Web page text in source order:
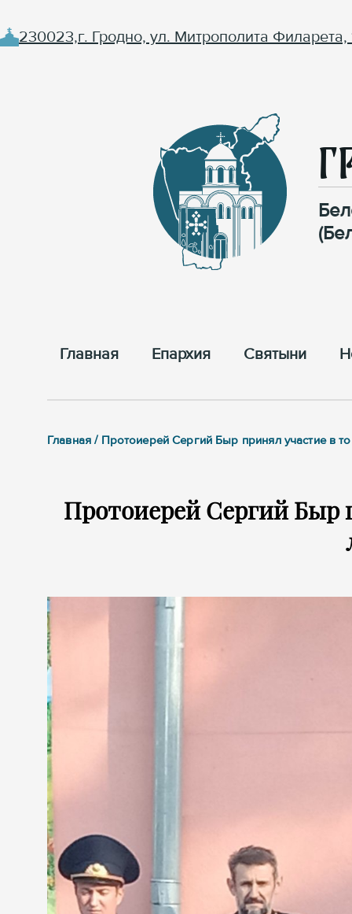
230023,г. Гродно, ул. Митрополита Филарета,
Главная Епархия Cвятыни
Главная / Протоиерей Сергий Быр принял участие в
Протоиерей Сергий Быр